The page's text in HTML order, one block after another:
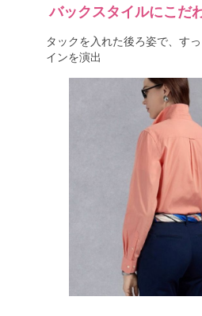
バックスタイルにこだ
タックを入れた後ろ姿で、す
インを演出